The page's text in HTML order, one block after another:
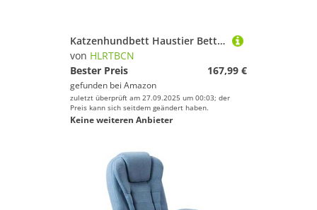
Katzenhundbett Haustier Bett Zwinger Hunde Bettwäsche Hunde Betthund Sofa Super weiche Haustierbettmaschine Waschbar mit waschbarer Decke atmungsaktives Hund Kissen Hundet -Welpensofa (Blau: A,
von HLRTBCN
Bester Preis
167,99 €
gefunden bei Amazon
zuletzt überprüft am 27.09.2025 um 00:03; der
Preis kann sich seitdem geändert haben.
Keine weiteren Anbieter